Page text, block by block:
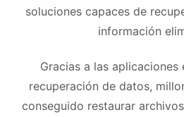
soluciones capaces de
información
Gracias a las aplicaciones
recuperación de datos,
conseguido restaurar